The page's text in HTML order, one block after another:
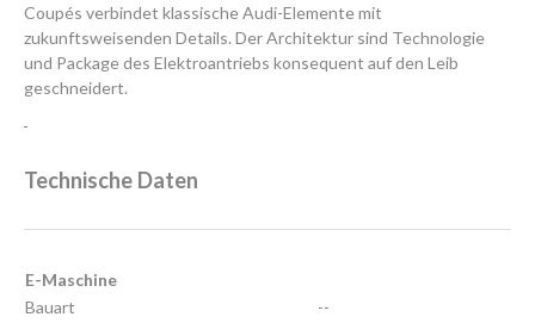
Coupés verbindet klassische Audi-Elemente mit
zukunftsweisenden Details. Der Architektur sind Technologie
und Package des Elektroantriebs konsequent auf den Leib
geschneidert.
Technische Daten
E-Maschine
Bauart
--